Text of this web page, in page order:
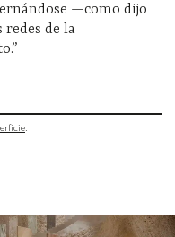
—como dijo
de la